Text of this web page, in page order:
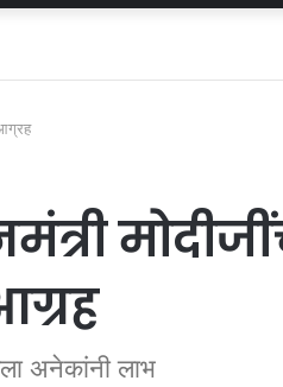
अनेकांनी लाभ